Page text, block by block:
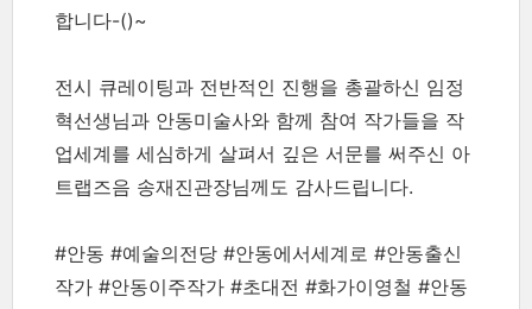
합니다-()~
전시 큐레이팅과 전반적인 진행을 총괄하신 임정
혁선생님과 안동미술사와 함께 참여 작가들을 작
업세계를 세심하게 살펴서 깊은 서문를 써주신 아
트랩즈음 송재진관장님께도 감사드립니다.
#안동 #예술의전당 #안동에서세계로 #안동출신
작가 #안동이주작가 #초대전 #화가이영철 #안동